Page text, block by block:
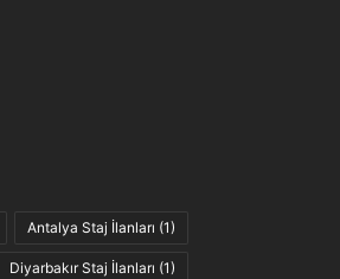
Antalya Staj İlanları (1)
Diyarbakır Staj İlanları (1)